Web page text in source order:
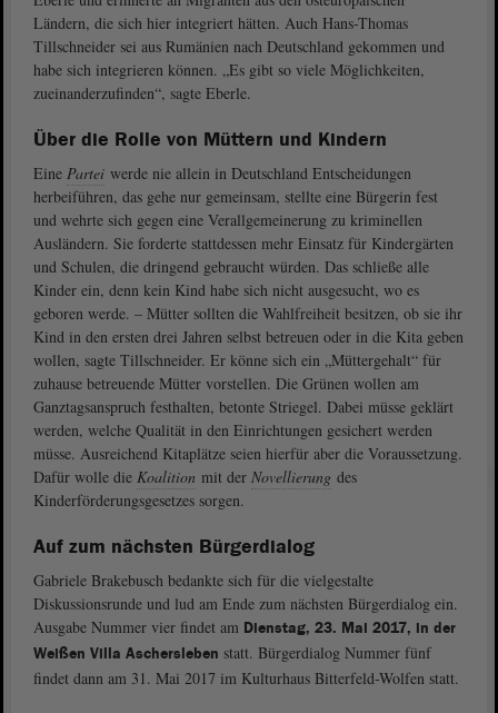
Ländern, die sich hier integriert hätten. Auch Hans-Thomas
Tillschneider sei aus Rumänien nach Deutschland gekommen und
habe sich integrieren können. „Es gibt so viele Möglichkeiten,
zueinanderzufinden“, sagte Eberle.
Über die Rolle von Müttern und Kindern
Eine Partei werde nie allein in Deutschland Entscheidungen
herbeiführen, das gehe nur gemeinsam, stellte eine Bürgerin fest
und wehrte sich gegen eine Verallgemeinerung zu kriminellen
Ausländern. Sie forderte stattdessen mehr Einsatz für Kindergärten
und Schulen, die dringend gebraucht würden. Das schließe alle
Kinder ein, denn kein Kind habe sich nicht ausgesucht, wo es
geboren werde. – Mütter sollten die Wahlfreiheit besitzen, ob sie ihr
Kind in den ersten drei Jahren selbst betreuen oder in die Kita geben
wollen, sagte Tillschneider. Er könne sich ein „Müttergehalt“ für
zuhause betreuende Mütter vorstellen. Die Grünen wollen am
Ganztagsanspruch festhalten, betonte Striegel. Dabei müsse geklärt
werden, welche Qualität in den Einrichtungen gesichert werden
müsse. Ausreichend Kitaplätze seien hierfür aber die Voraussetzung.
Dafür wolle die Koalition mit der Novellierung des
Kinderförderungsgesetzes sorgen.
Auf zum nächsten Bürgerdialog
Gabriele Brakebusch bedankte sich für die vielgestalte
Diskussionsrunde und lud am Ende zum nächsten Bürgerdialog ein.
Ausgabe Nummer vier findet am Dienstag, 23. Mai 2017, in der
Weißen Villa Aschersleben statt. Bürgerdialog Nummer fünf
findet dann am 31. Mai 2017 im Kulturhaus Bitterfeld-Wolfen statt.